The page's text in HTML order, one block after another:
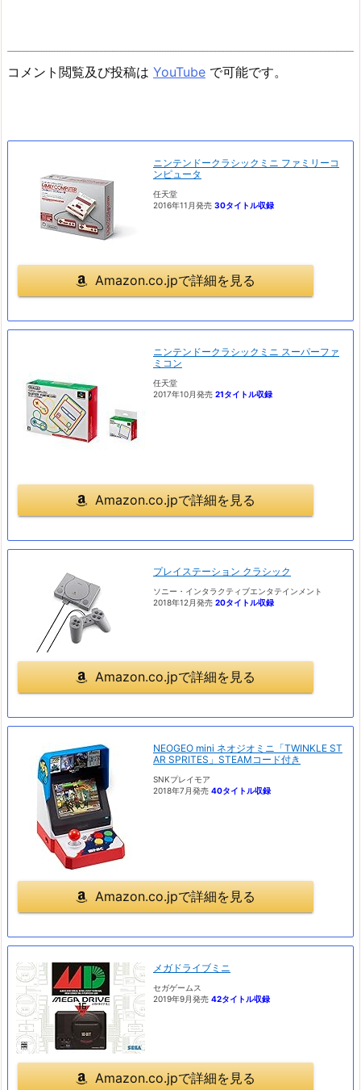
コメント閲覧及び投稿は YouTube で可能です。
ニンテンドークラシックミニ ファミリーコ
ンピュータ
任天堂
2016年11月発売 30タイトル収録
Amazon.co.jpで詳細を見る
ニンテンドークラシックミニ スーパーファ
ミコン
任天堂
2017年10月発売 21タイトル収録
Amazon.co.jpで詳細を見る
プレイステーション クラシック
ソニー・インタラクティブエンタテインメント
2018年12月発売 20タイトル収録
Amazon.co.jpで詳細を見る
NEOGEO mini ネオジオミニ「TWINKLE ST
AR SPRITES」STEAMコード付き
SNKプレイモア
2018年7月発売 40タイトル収録
Amazon.co.jpで詳細を見る
メガドライブミニ
セガゲームス
2019年9月発売 42タイトル収録
Amazon.co.jpで詳細を見る